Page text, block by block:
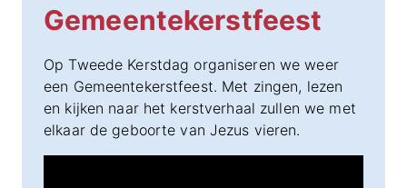
Gemeentekerstfeest
Op Tweede Kerstdag organiseren we weer
een Gemeentekerstfeest. Met zingen, lezen
en kijken naar het kerstverhaal zullen we met
elkaar de geboorte van Jezus vieren.